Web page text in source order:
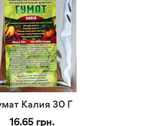
Калия 30 Г
16.65 грн.